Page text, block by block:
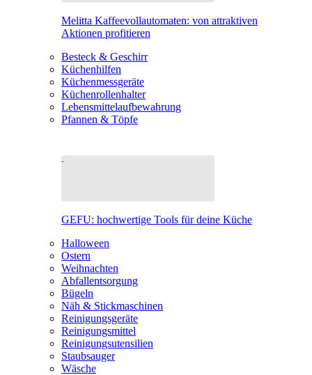
Melitta Kaffeevollautomaten: von attraktiven
Aktionen profitieren
Besteck & Geschirr
Küchenhilfen
Küchenmessgeräte
Küchenrollenhalter
Lebensmittelaufbewahrung
Pfannen & Töpfe
GEFU: hochwertige Tools für deine Küche
Halloween
Ostern
Weihnachten
Abfallentsorgung
Bügeln
Näh & Stickmaschinen
Reinigungsgeräte
Reinigungsmittel
Reinigungsutensilien
Staubsauger
Wäsche